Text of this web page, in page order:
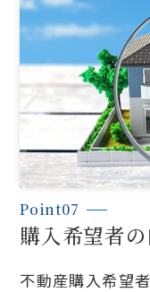
Point07
購入希望者
不動産購入希望